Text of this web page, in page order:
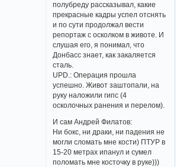
полубреду рассказывал, какие
прекрасные кадры успел отснять
и по сути продолжал вести
репортаж с осколком в животе. И
слушая его, я понимал, что
Донбасс знает, как закаляется
сталь.
UPD.: Операция прошла
успешно. Живот заштопали, на
руку наложили гипс (4
осколочных ранения и перелом).
И сам Андрей Филатов:
Ни бокс, ни драки, ни падения не
могли сломать мне кости) ПТУР в
15-20 метрах ипанул и сумел
поломать мне косточку в руке)))